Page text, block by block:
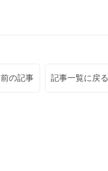
前の記事 記事一覧に戻る